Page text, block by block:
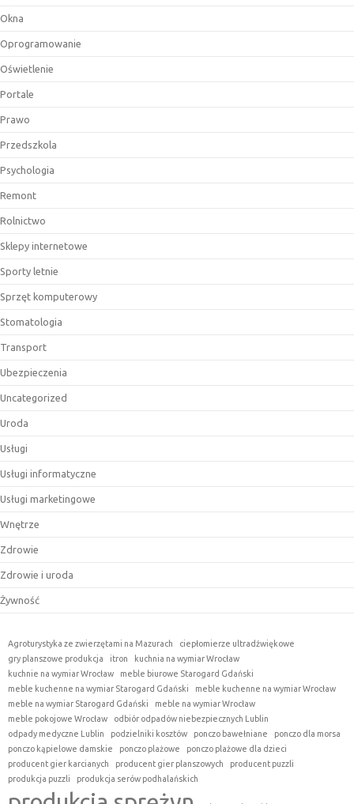
Okna
Oprogramowanie
Oświetlenie
Portale
Prawo
Przedszkola
Psychologia
Remont
Rolnictwo
Sklepy internetowe
Sporty letnie
Sprzęt komputerowy
Stomatologia
Transport
Ubezpieczenia
Uncategorized
Uroda
Usługi
Usługi informatyczne
Usługi marketingowe
Wnętrze
Zdrowie
Zdrowie i uroda
Żywność
Agroturystyka ze zwierzętami na Mazurach
ciepłomierze ultradźwiękowe
gry planszowe produkcja
itron
kuchnia na wymiar Wrocław
kuchnie na wymiar Wrocław
meble biurowe Starogard Gdański
meble kuchenne na wymiar Starogard Gdański
meble kuchenne na wymiar Wrocław
meble na wymiar Starogard Gdański
meble na wymiar Wrocław
meble pokojowe Wrocław
odbiór odpadów niebezpiecznych Lublin
odpady medyczne Lublin
podzielniki kosztów ponczo bawełniane
ponczo dla morsa
ponczo kąpielowe damskie
ponczo plażowe
ponczo plażowe dla dzieci
producent gier karcianych
producent gier planszowych
producent puzzli
produkcja puzzli
produkcja serów podhalańskich